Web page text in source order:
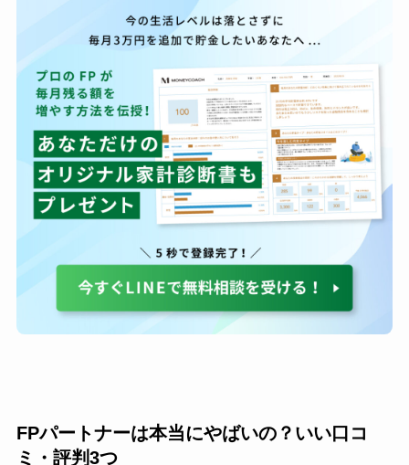
FPパートナーは本当にやばいの？いい口コ
ミ・評判3つ